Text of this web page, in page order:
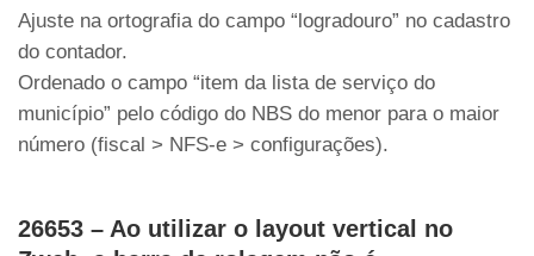
Ajuste na ortografia do campo “logradouro” no cadastro
do contador.
Ordenado o campo “item da lista de serviço do
município” pelo código do NBS do menor para o maior
número (fiscal > NFS-e > configurações).
26653 – Ao utilizar o layout vertical no